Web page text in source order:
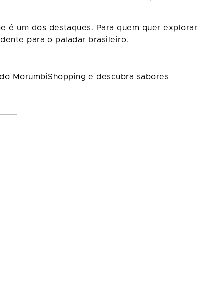
é um dos destaques. Para quem quer explorar
para o paladar brasileiro.
do MorumbiShopping e descubra sabores